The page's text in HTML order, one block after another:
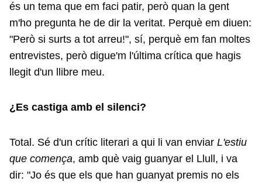
és un tema que em faci patir, però quan la gent
m'ho pregunta he de dir la veritat. Perquè em diuen:
"Però si surts a tot arreu!", sí, perquè em fan moltes
entrevistes, però digue'm l'última crítica que hagis
llegit d'un llibre meu.
¿Es castiga amb el silenci?
Total. Sé d'un crític literari a qui li van enviar L'estiu
que comença, amb què vaig guanyar el Llull, i va
dir: "Jo és que els que han guanyat premis no els